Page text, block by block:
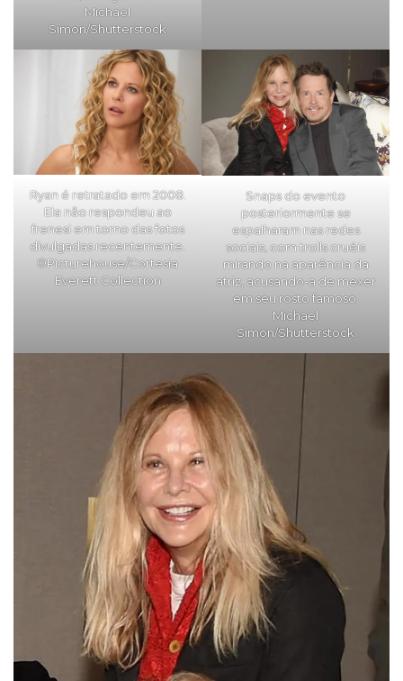
Michael
Simon/Shutterstock
Ryan é retratado em 2008.
Ela não respondeu ao
frenesi em torno das fotos
divulgadas recentemente.
©Picturehouse/Cortesia
Everett Collection
Snaps do evento
posteriormente se
espalharam nas redes
sociais, com trolls cruéis
mirando na aparência da
atriz, acusando-a de mexer
em seu rosto famoso.
Michael
Simon/Shutterstock